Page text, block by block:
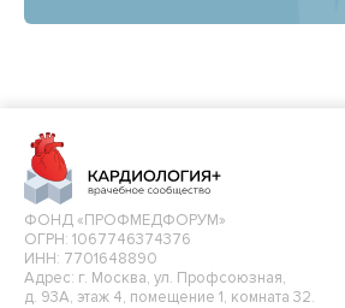
ФОНД «ПРОФМЕДФОРУМ»
ОГРН: 1067746374376
ИНН: 7701648890
Адрес: г. Москва, ул. Профсоюзная,
д. 93А, этаж 4, помещение 1, комната 32.